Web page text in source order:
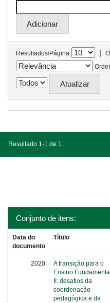
Resultados/Página |
Resultado 1-1 de 1.
Conjunto de itens:
Data do
documento
Título
2020
A transição para o
Ensino Fundamental
II: desafios da
coordenação
pedagógica e da